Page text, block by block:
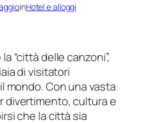
inHotel e alloggi
“città delle canzoni”,
di visitatori
Con una vasta
divertimento, cultura e
che la città sia